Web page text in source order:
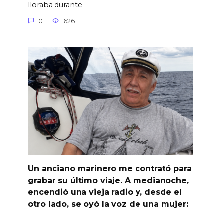
lloraba durante
0 626
Un anciano marinero me contrató para
grabar su último viaje. A medianoche,
encendió una vieja radio y, desde el
otro lado, se oyó la voz de una mujer: